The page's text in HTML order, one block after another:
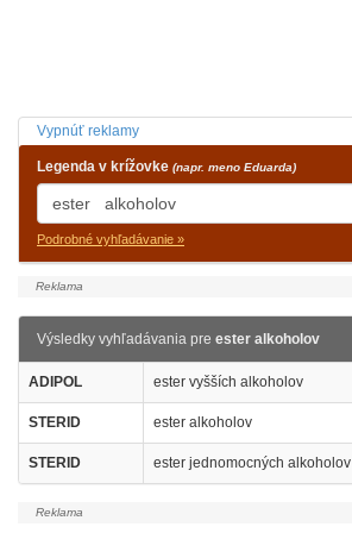
Vypnúť reklamy
Legenda v krížovke (napr. meno Eduarda)
Podrobné vyhľadávanie »
Výsledky vyhľadávania pre ester alkoholov
ADIPOL ester vyšších alkoholov
STERID ester alkoholov
STERID ester jednomocných alkoholov